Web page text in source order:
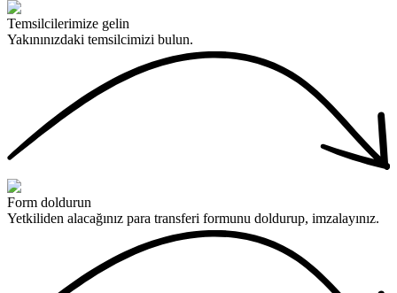
Temsilcilerimize gelin
Yakınınızdaki temsilcimizi bulun.
Form doldurun
Yetkiliden alacağınız para transferi formunu doldurup, imzalayınız.